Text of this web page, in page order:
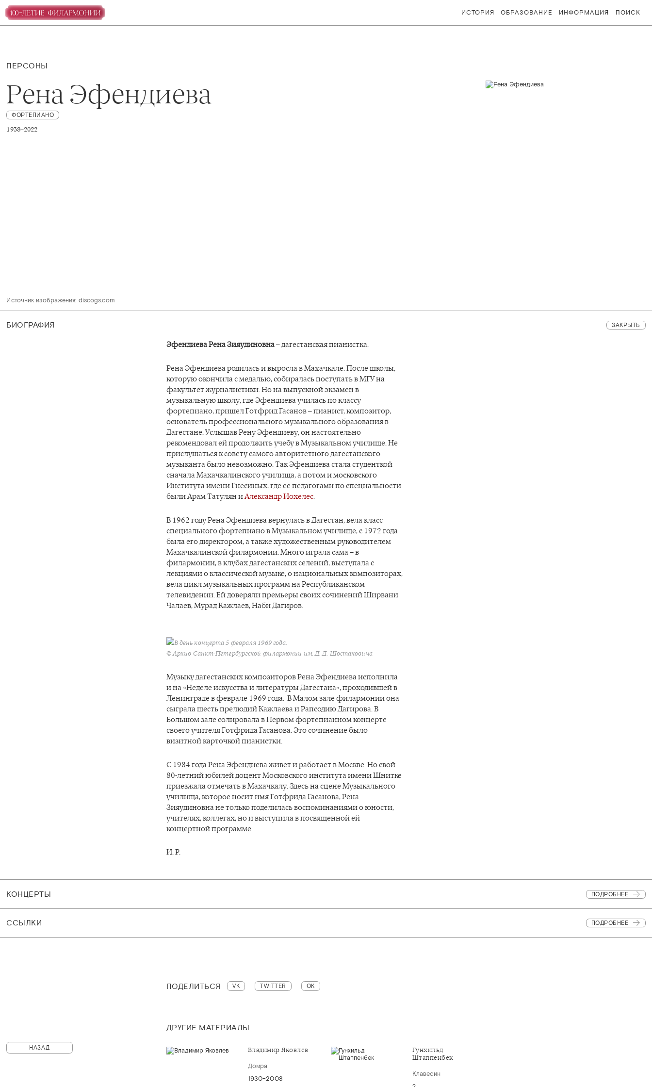
ИСТОРИЯ ОБРАЗОВАНИЕ ИНФОРМАЦИЯ ПОИСК
ПЕРСОНЫ
Рена Эфендиева
ФОРТЕПИАНО
1938–2022
Источник изображения: discogs.com
БИОГРАФИЯ ЗАКРЫТЬ
Эфендиева Рена Зияудиновна– дагестанская пианистка.
Рена Эфендиева родилась и выросла в Махачкале. После школы,
которую окончила с медалью, собиралась поступать в МГУ на
факультет журналистики. Но на выпускной экзамен в
музыкальную школу, где Эфендиева училась по классу
фортепиано, пришел Готфрид Гасанов – пианист, композитор,
основатель профессионального музыкального образования в
Дагестане. Услышав Рену Эфендиеву, он настоятельно
рекомендовал ей продолжить учебу в Музыкальном училище. Не
прислушаться к совету самого авторитетного дагестанского
музыканта было невозможно. Так Эфендиева стала студенткой
сначала Махачкалинского училища, а потом и московского
Института имени Гнесиных, где ее педагогами по специальности
были Арам Татулян иАлександр Иохелес.
В 1962 году Рена Эфендиева вернулась в Дагестан, вела класс
специального фортепиано в Музыкальном училище, с 1972 года
была его директором, а также художественным руководителем
Махачкалинской филармонии. Много играла сама – в
филармонии, в клубах дагестанских селений, выступала с
лекциями о классической музыке, о национальных композиторах,
вела цикл музыкальных программ на Республиканском
телевидении. Ей доверяли премьеры своих сочинений Ширвани
Чалаев, Мурад Кажлаев, Наби Дагиров.
В день концерта 5 февраля 1969 года.
© Архив Санкт-Петербургской филармонии им. Д. Д. Шостаковича
Музыку дагестанских композиторов Рена Эфендиева исполнила
и на «Неделе искусства и литературы Дагестана», проходившей в
Ленинграде в феврале 1969 года. В Малом зале филармонии она
сыграла шесть прелюдий Кажлаева и Рапсодию Дагирова. В
Большом зале солировала в Первом фортепианном концерте
своего учителя Готфрида Гасанова. Это сочинение было
визитной карточкой пианистки.
С 1984 года Рена Эфендиева живет и работает в Москве. Но свой
80-летний юбилей доцент Московского института имени Шнитке
приезжала отмечать в Махачкалу. Здесь на сцене Музыкального
училища, которое носит имя Готфрида Гасанова, Рена
Зияудиновна не только поделилась воспоминаниями о юности,
учителях, коллегах, но и выступила в посвященной ей
концертной программе.
И. Р.
КОНЦЕРТЫ ПОДРОБНЕЕ
CСЫЛКИ ПОДРОБНЕЕ
ПОДЕЛИТЬСЯ VK TWITTER OK
ДРУГИЕ МАТЕРИАЛЫ
Гунхильд
Штаппенбек
Клавесин
Владимир Яковлев
Домра
1930–2008
НАЗАД